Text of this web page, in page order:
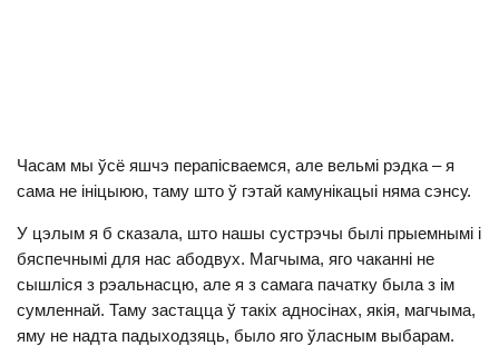
Часам мы ўсё яшчэ перапісваемся, але вельмі рэдка – я
сама не ініцыюю, таму што ў гэтай камунікацыі няма сэнсу.
У цэлым я б сказала, што нашы сустрэчы былі прыемнымі і
бяспечнымі для нас абодвух. Магчыма, яго чаканні не
сышліся з рэальнасцю, але я з самага пачатку была з ім
сумленнай. Таму застацца ў такіх адносінах, якія, магчыма,
яму не надта падыходзяць, было яго ўласным выбарам.